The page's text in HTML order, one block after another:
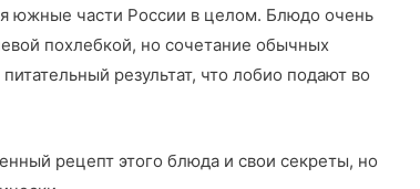
южные части России в целом. Блюдо очень
похлебкой, но сочетание обычных
результат, что лобио подают во
рецепт этого блюда и свои секреты, но